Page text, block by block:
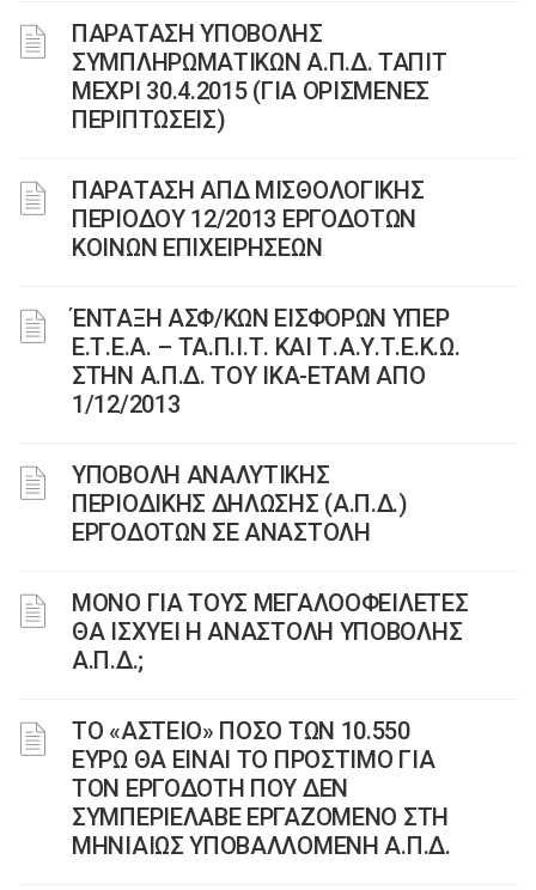
ΠΑΡΑΤΑΣΗ ΥΠΟΒΟΛΗΣ
ΣΥΜΠΛΗΡΩΜΑΤΙΚΩΝ Α.Π.Δ. ΤΑΠΙΤ
ΜΕΧΡΙ 30.4.2015 (ΓΙΑ ΟΡΙΣΜΕΝΕΣ
ΠΕΡΙΠΤΩΣΕΙΣ)
ΠΑΡΑΤΑΣΗ ΑΠΔ ΜΙΣΘΟΛΟΓΙΚΗΣ
ΠΕΡΙΟΔΟΥ 12/2013 ΕΡΓΟΔΟΤΩΝ
ΚΟΙΝΩΝ ΕΠΙΧΕΙΡΗΣΕΩΝ
ΈΝΤΑΞΗ ΑΣΦ/ΚΩΝ ΕΙΣΦΟΡΩΝ ΥΠΕΡ
Ε.Τ.Ε.Α. – ΤΑ.Π.Ι.Τ. ΚΑΙ Τ.Α.Υ.Τ.Ε.Κ.Ω.
ΣΤΗΝ Α.Π.Δ. ΤΟΥ ΙΚΑ-ΕΤΑΜ ΑΠΟ
1/12/2013
ΥΠΟΒΟΛΗ ΑΝΑΛΥΤΙΚΗΣ
ΠΕΡΙΟΔΙΚΗΣ ΔΗΛΩΣΗΣ (Α.Π.Δ.)
ΕΡΓΟΔΟΤΩΝ ΣΕ ΑΝΑΣΤΟΛΗ
ΜΟΝΟ ΓΙΑ ΤΟΥΣ ΜΕΓΑΛΟΟΦΕΙΛΕΤΕΣ
ΘΑ ΙΣΧΥΕΙ Η ΑΝΑΣΤΟΛΗ ΥΠΟΒΟΛΗΣ
Α.Π.Δ.;
ΤΟ «ΑΣΤΕΙΟ» ΠΟΣΟ ΤΩΝ 10.550
ΕΥΡΩ ΘΑ ΕΙΝΑΙ ΤΟ ΠΡΟΣΤΙΜΟ ΓΙΑ
ΤΟΝ ΕΡΓΟΔΟΤΗ ΠΟΥ ΔΕΝ
ΣΥΜΠΕΡΙΕΛΑΒΕ ΕΡΓΑΖΟΜΕΝΟ ΣΤΗ
ΜΗΝΙΑΙΩΣ ΥΠΟΒΑΛΛΟΜΕΝΗ Α.Π.Δ.